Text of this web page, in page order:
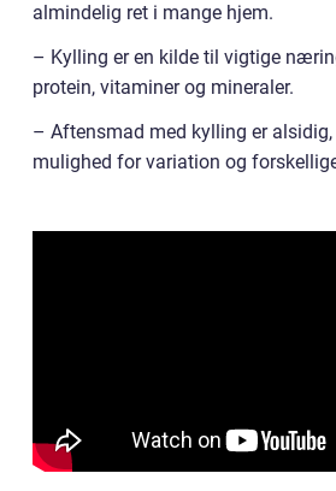
almindelig ret i mange hjem.
– Kylling er en kilde til vigtige
protein, vitaminer og mineraler.
– Aftensmad med kylling er
mulighed for variation og